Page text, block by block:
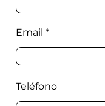
Email
Teléfono